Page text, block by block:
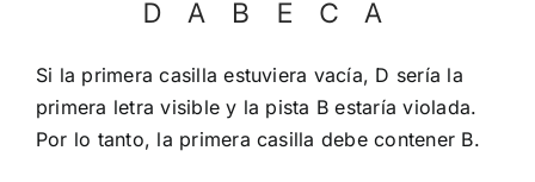
Si la primera casilla estuviera vacía, D sería la
primera letra visible y la pista B estaría violada.
Por lo tanto, la primera casilla debe contener B.